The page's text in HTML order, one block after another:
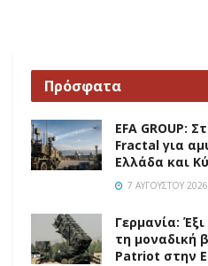
Πρόσφατα
EFA GROUP:
Fractal για
Ελλάδα και
7 ΑΥΓΟΎΣΤΟΥ 2026
Γερμανία:
τη μοναδική
Patriot στην